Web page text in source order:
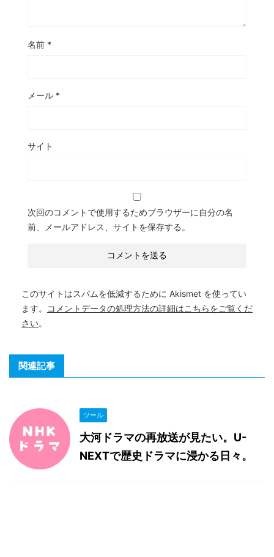
名前 *
メール *
サイト
次回のコメントで使用するためブラウザーに自分の名
前、メールアドレス、サイトを保存する。
このサイトはスパムを低減するために Akismet を使ってい
ます。
コメントデータの処理方法の詳細はこちらをご覧くだ
さい。
関連記事
ツール
大河ドラマの再放送が見たい。U-
NEXTで歴史ドラマに浸かる日々。